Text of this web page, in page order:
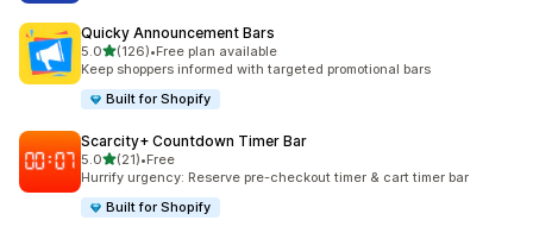
Quicky Announcement Bars
5.0滿分 5 顆星
(126)
共有 126 則評價
•Free plan available
Keep shoppers informed with targeted promotional bars
Built for Shopify
Scarcity+ Countdown Timer Bar
5.0滿分 5 顆星
(21)
共有 21 則評價
•Free
Hurrify urgency: Reserve pre-checkout timer & cart timer bar
Built for Shopify